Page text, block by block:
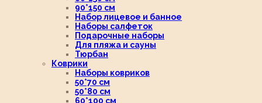
90*150 см
Набор лицевое и банное
Наборы салфеток
Подарочные наборы
Для пляжа и сауны
Тюрбан
Коврики
Наборы ковриков
50*70 см
50*80 см
60*100 см